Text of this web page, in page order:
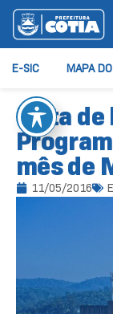
E-SIC MAPA
Lista de
mês de
11/05/2016